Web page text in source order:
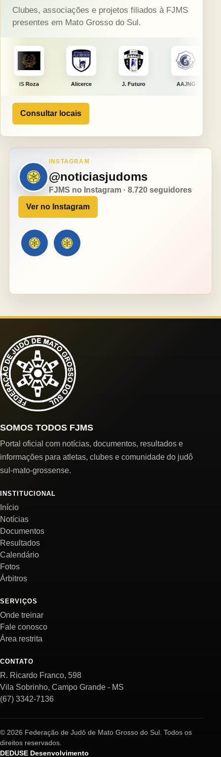
Clubes, associações e projetos filiados à FJMS
presentes em Mato Grosso do Sul.
Alicerce J. Futuro AAJNG TSURU
Consultar locais
INSTAGRAM
@noticiasjudoms
FJMS no Instagram · 8.720 seguidores
Ver no Instagram
SOMOS TODOS FJMS
Portal oficial com notícias, documentos, resultados e
informações para atletas, clubes e comunidade do judô
sul-mato-grossense.
INSTITUCIONAL
Início
Notícias
Documentos
Resultados
Calendário
Fotos
Árbitros
SERVIÇOS
Onde treinar
Fale conosco
Área restrita
CONTATO
R. Ricardo Franco, 598
Vila Sobrinho, Campo Grande - MS
(67) 3342-7136
© 2026 Federação de Judô de Mato Grosso do Sul. Todos os
direitos reservados.
DEDUSE Desenvolvimento